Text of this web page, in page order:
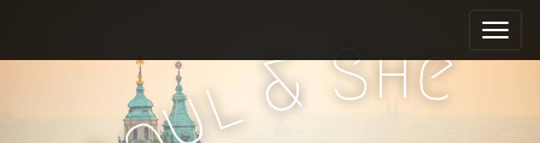
i
ul&She